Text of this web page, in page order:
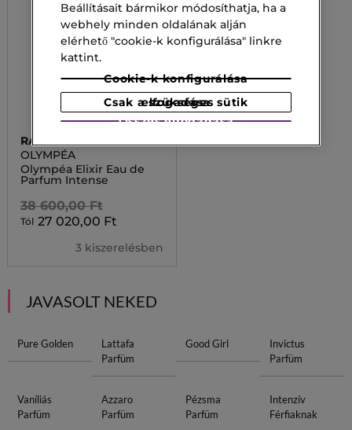
RABANNE
OLYMPÉA
Olympéa Elixir Eau de
Parfum Intense
38 600,00 Ft
Tól 27 020,00 Ft
3 kiszerelésben
JAVASOLT NEKED
Pure Golden
Lattafa
Parfüm
Good Girl
Invictus
Parfüm
Vaníliás
Parfüm
Azzaro
Parfüm
Pézsma
Parfüm
Intenzív
Férfiaknak
Beállításait bármikor módosíthatja, ha a
webhely minden oldalának alján
elérhető "cookie-k konfigurálása" linkre
kattint.
Cookie-k konfigurálása
Csak a szükséges sütik elfogadása
Összes elfogadása